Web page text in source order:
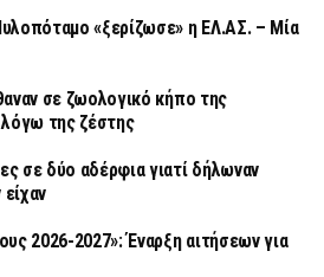
«ξερίζωσε» η ΕΛ.ΑΣ. – Μία
σε ζωολογικό κήπο της
λόγω της ζέστης
σε δύο αδέρφια γιατί δήλωναν
2026-2027»: Έναρξη αιτήσεων για